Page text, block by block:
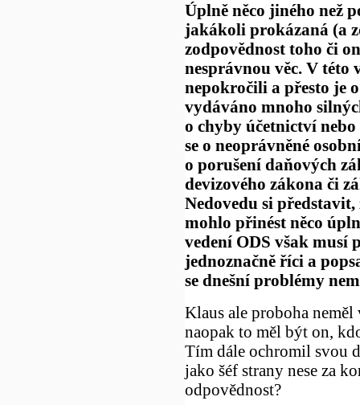
Úplně něco jiného než
jakákoli prokázaná (a
zodpovědnost toho či
nesprávnou věc. V této
nepokročili a přesto je
vydáváno mnoho
o chyby účetnictví
se o neoprávněné
o porušení daňových
devizového zákona či
Nedovedu si představit,
mohlo přinést něco
vedení ODS však musí
jednoznačně říci a
se dnešní problémy
Klaus ale proboha
naopak to měl být on,
Tím dále ochromil svou
jako šéf strany nese za
odpovědnost?